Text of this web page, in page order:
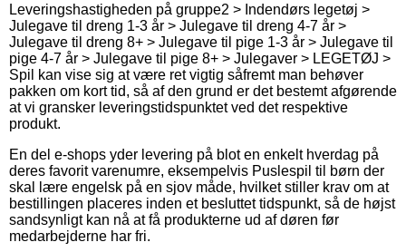
Leveringshastigheden på gruppe2 > Indendørs legetøj >
Julegave til dreng 1-3 år > Julegave til dreng 4-7 år >
Julegave til dreng 8+ > Julegave til pige 1-3 år > Julegave til
pige 4-7 år > Julegave til pige 8+ > Julegaver > LEGETØJ >
Spil kan vise sig at være ret vigtig såfremt man behøver
pakken om kort tid, så af den grund er det bestemt afgørende
at vi gransker leveringstidspunktet ved det respektive
produkt.
En del e-shops yder levering på blot en enkelt hverdag på
deres favorit varenumre, eksempelvis Puslespil til børn der
skal lære engelsk på en sjov måde, hvilket stiller krav om at
bestillingen placeres inden et besluttet tidspunkt, så de højst
sandsynligt kan nå at få produkterne ud af døren før
medarbejderne har fri.